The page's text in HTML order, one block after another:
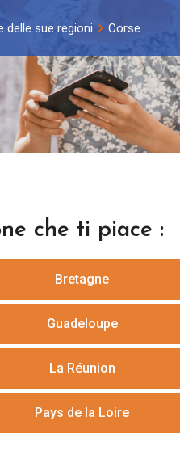
delle sue regioni Corse
che ti piace :
Bretagne
Guadeloupe
La Réunion
Pays de la Loire